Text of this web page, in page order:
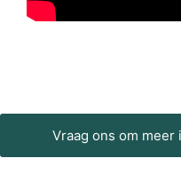
Vraag ons om